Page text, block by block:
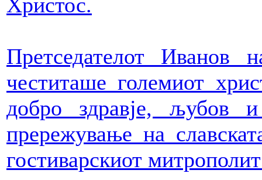
Христос.
Претседателот Иванов
честиташе големиот
добро здравје, љубов
прережување на
гостиварскиот